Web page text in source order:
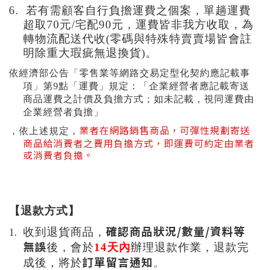
6. 若有需顧客自行負擔運費之個案， 單趟運費
超取70元/宅配90元 ，運費皆非我方收取，為
轉物流配送代收(零碼與特殊特賣賣場皆會註
明除重大瑕疵無退換貨)。
依經濟部公告「零售業等網路交易定型化契約應記載事
項」第9點「運費」規定：「企業經營者應記載寄送
商品運費之計價及負擔方式；如未記載，視同運費由
企業經營者負擔」
，依上述規定， 業者在網路銷售商品，可彈性規劃寄送
商品給消費者之費用負擔方式，即運費可約定由業者
或消費者負擔。
【退款方式】
1. 收到退貨商品，確認商品狀況/數量/資料等
無誤後 ，會於14天內辦理退款作業，退款完
成後，將於訂單留言通知 。